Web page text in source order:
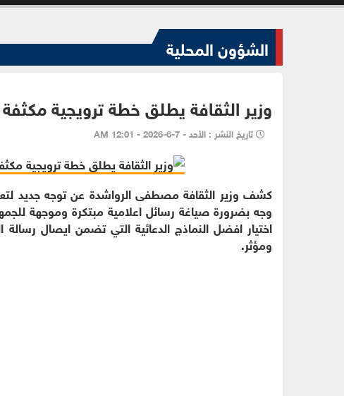
الشؤون المحلية
وزير الثقافة يطلق خطة ترويجية
تاريخ النشر : الأحد - 7-6-2026 - 12:01 AM
كشف وزير الثقافة مصطفى الرواشدة عن توجه جديد
وجه بضرورة صياغة رسائل اعلامية مبتكرة وموجهة
اختيار افضل النماذج الدعائية التي تضمن ايصال
ومؤثر.